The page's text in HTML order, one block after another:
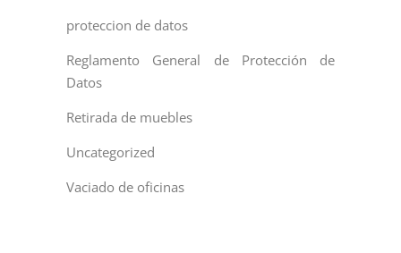
proteccion de datos
Reglamento General de Protección de
Datos
Retirada de muebles
Uncategorized
Vaciado de oficinas